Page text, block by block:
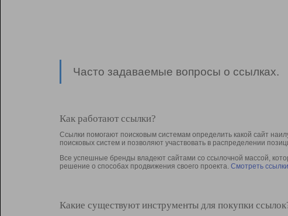
Часто задаваемые вопросы о ссылках.
Как работают ссылки?
Ссылки помогают поисковым системам определить какой сайт
поисковых систем и позволяют участвовать в раcпределении
Все успешные бренды владеют сайтами со ссылочной массой,
решение о способах продвижения своего проекта. Смотреть
Какие существуют инструменты для покупки